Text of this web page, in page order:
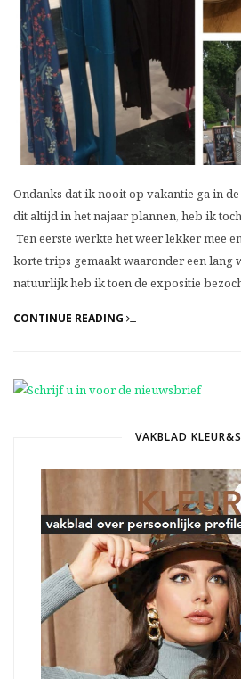
Ondanks dat ik nooit op vakantie ga in
dit altijd in het najaar plannen, heb ik
Ten eerste werkte het weer lekker mee
korte trips gemaakt waaronder een lang
natuurlijk heb ik toen de expositie
CONTINUE READING
VAKBLAD